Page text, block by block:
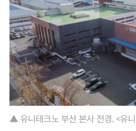
▲ 유니테크노 부산 본사 전경. <유